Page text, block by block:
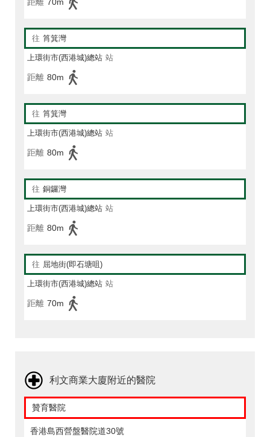
距離 70m
往 筲箕灣
上環街市(西港城)總站 站
距離 80m
往 筲箕灣
上環街市(西港城)總站 站
距離 80m
往 銅鑼灣
上環街市(西港城)總站 站
距離 80m
往 屈地街(即石塘咀)
上環街市(西港城)總站 站
距離 70m
利文商業大廈附近的醫院
贊育醫院
香港島西營盤醫院道30號